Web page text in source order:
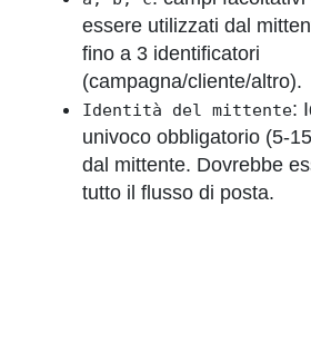
essere utilizzati dal
fino a 3 identificatori
(campagna/cliente/altro).
Identità del mittente:
univoco obbligatorio (5-
dal mittente. Dovrebbe
tutto il flusso di posta.